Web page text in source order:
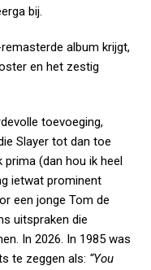
bij.
album krijgt,
en het zestig
toevoeging,
Slayer tot dan toe
prima (dan hou ik heel
ietwat prominent
een jonge Tom de
uitspraken die
In 2026. In 1985 was
te zeggen als: “You